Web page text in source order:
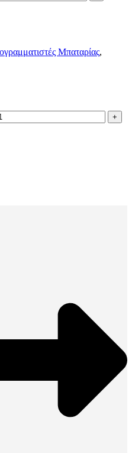
Μπαταρίας,